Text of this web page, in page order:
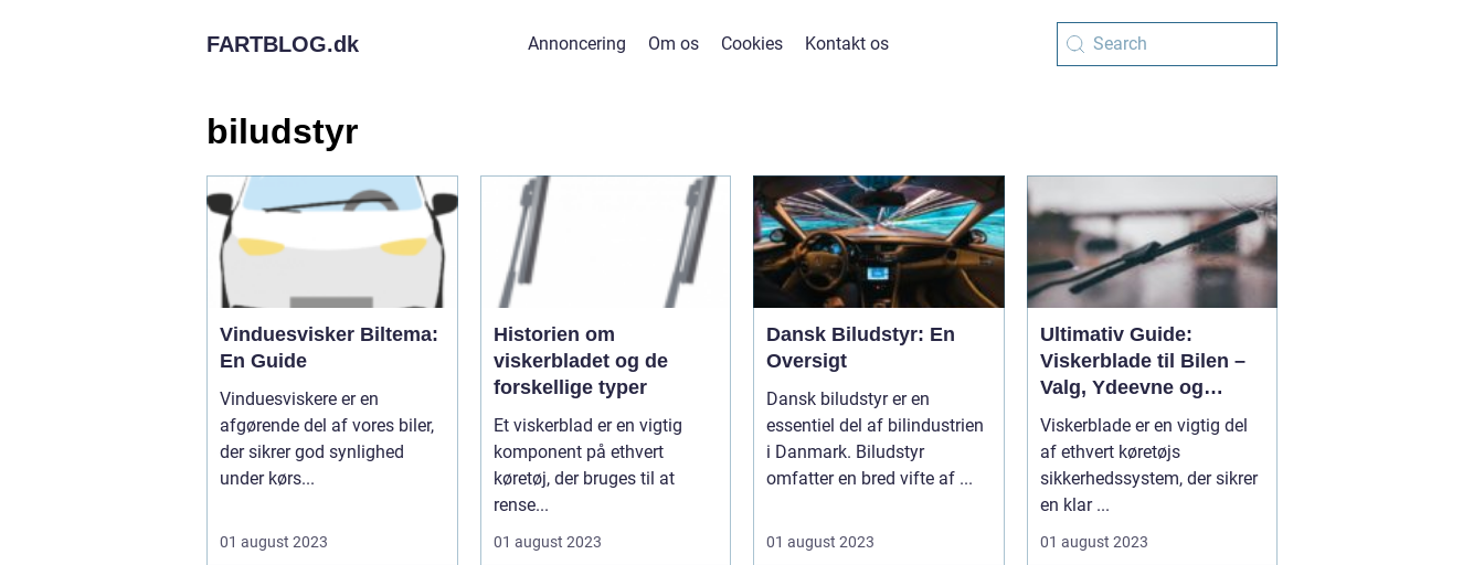
FARTBLOG.dk Annoncering Om os Cookies Kontakt os
biludstyr
Vinduesvisker Biltema:
En Guide
Vinduesviskere er en
afgørende del af vores biler,
der sikrer god synlighed
under kørs...
01 august 2023
Historien om
viskerbladet og de
forskellige typer
Et viskerblad er en vigtig
komponent på ethvert
køretøj, der bruges til at
rense...
01 august 2023
Dansk Biludstyr: En
Oversigt
Dansk biludstyr er en
essentiel del af bilindustrien
i Danmark. Biludstyr
omfatter en bred vifte af ...
01 august 2023
Ultimativ Guide:
Viskerblade til Bilen –
Valg, Ydeevne og
Historisk Udvikling
Viskerblade er en vigtig del
af ethvert køretøjs
sikkerhedssystem, der sikrer
en klar ...
01 august 2023